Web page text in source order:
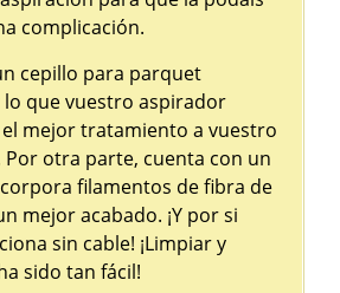
complicación.
cepillo para parquet
que vuestro aspirador
mejor tratamiento a vuestro
Por otra parte, cuenta con un
filamentos de fibra de
mejor acabado. ¡Y por si
sin cable! ¡Limpiar y
sido tan fácil!